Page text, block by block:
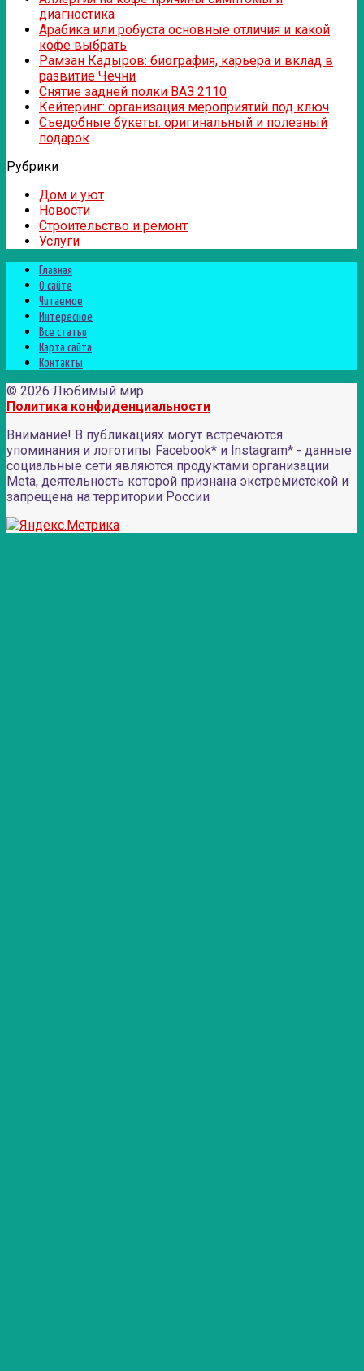
диагностика
Арабика или робуста основные отличия и какой
кофе выбрать
Рамзан Кадыров: биография, карьера и вклад в
развитие Чечни
Снятие задней полки ВАЗ 2110
Кейтеринг: организация мероприятий под ключ
Съедобные букеты: оригинальный и полезный
подарок
Рубрики
Дом и уют
Новости
Строительство и ремонт
Услуги
Главная
О сайте
Читаемое
Интересное
Все статьи
Карта сайта
Контакты
© 2026 Любимый мир
Политика конфиденциальности
Внимание! В публикациях могут встречаются
упоминания и логотипы Facebook* и Instagram* - данные
социальные сети являются продуктами организации
Meta, деятельность которой признана экстремистской и
запрещена на территории России